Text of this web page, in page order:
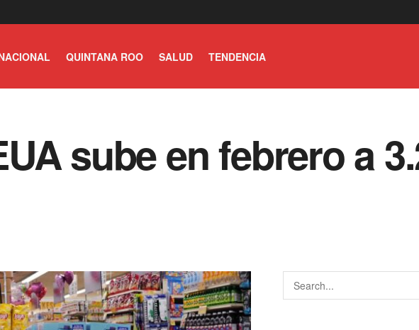
QUINTANA ROO SALUD TENDENCIA
sube en febrero a